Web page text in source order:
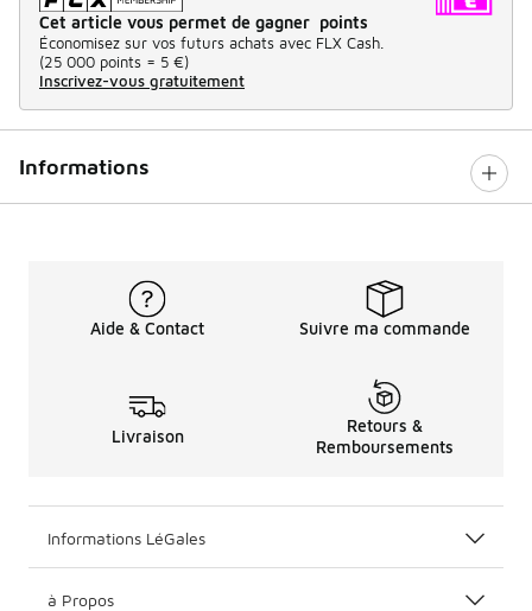
Cet article vous permet de gagner points
Économisez sur vos futurs achats avec FLX Cash.
(25 000 points = 5 €)
Inscrivez-vous gratuitement
Informations
Aide & Contact Suivre ma commande
Livraison
Retours &
Remboursements
Informations LéGales
à Propos